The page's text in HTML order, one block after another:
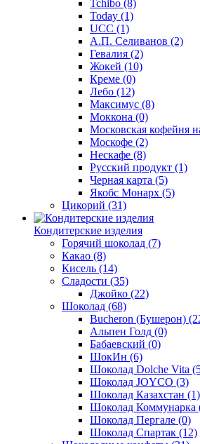
Tchibo (8)
Today (1)
UCC (1)
А.П. Селиванов (2)
Гевалия (2)
Жокей (10)
Креме (0)
Лебо (12)
Максимус (8)
Моккона (0)
Московская кофейня
Москофе (2)
Нескафе (8)
Русский продукт (1)
Черная карта (5)
Якобс Монарх (5)
Цикорий (31)
Кондитерские изделия
Горячий шоколад (7)
Какао (8)
Кисель (14)
Сладости (35)
Джойко (22)
Шоколад (68)
Bucheron (Бушерон)
Альпен Голд (0)
Бабаевский (0)
ШокИн (6)
Шоколад Dolche Vita
Шоколад JOYCO (3)
Шоколад Казахстан (1)
Шоколад Коммунарка
Шоколад Пергале (0)
Шоколад Спартак (12)